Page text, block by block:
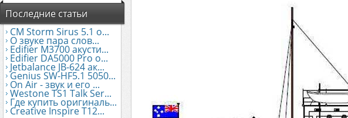
Последние статьи
CM Storm Sirus 5.1 о...
О звуке пара слов...
Edifier М3700 акусти...
Edifier DA5000 Pro о...
Jetbalance JB-624 ак...
Genius SW-HF5.1 5050...
On Air - звук и его ...
Westone TS1 Talk Ser...
Где купить оригиналь...
Creative Inspire T12...